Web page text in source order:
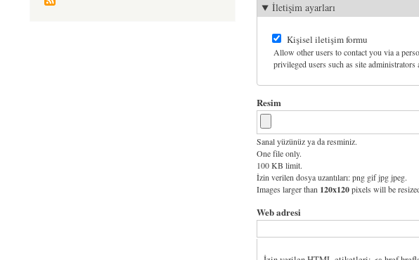
İletişim ayarları
Kişisel iletişim formu
Allow other users to contact you via a
privileged users such as site
Resim
Sanal yüzünüz ya da resminiz.
One file only.
100 KB limit.
İzin verilen dosya uzantıları: png gif jpg jpeg.
Images larger than 120x120pixels will be
Web adresi